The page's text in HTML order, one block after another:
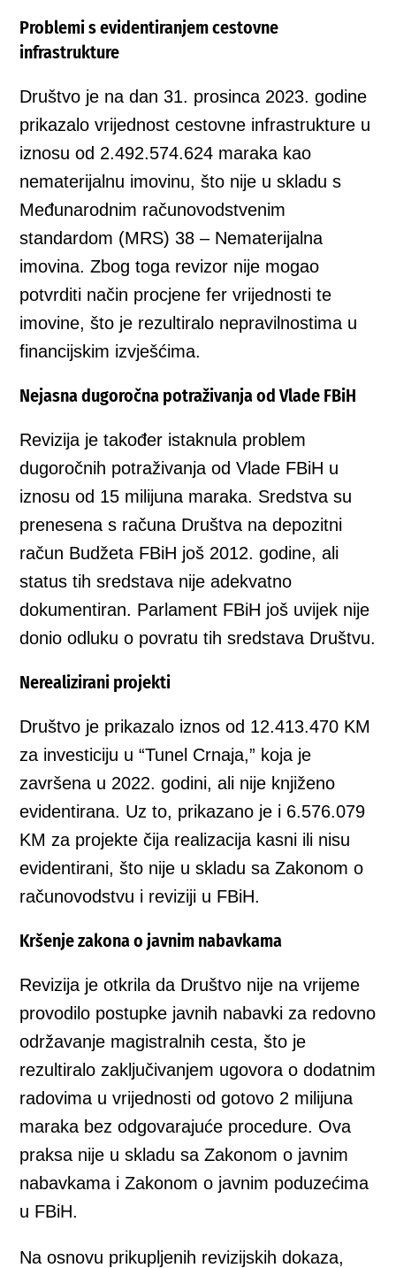
Problemi s evidentiranjem cestovne
infrastrukture
Društvo je na dan 31. prosinca 2023. godine
prikazalo vrijednost cestovne infrastrukture u
iznosu od 2.492.574.624 maraka kao
nematerijalnu imovinu, što nije u skladu s
Međunarodnim računovodstvenim
standardom (MRS) 38 – Nematerijalna
imovina. Zbog toga revizor nije mogao
potvrditi način procjene fer vrijednosti te
imovine, što je rezultiralo nepravilnostima u
financijskim izvješćima.
Nejasna dugoročna potraživanja od Vlade FBiH
Revizija je također istaknula problem
dugoročnih potraživanja od Vlade FBiH u
iznosu od 15 milijuna maraka. Sredstva su
prenesena s računa Društva na depozitni
račun Budžeta FBiH još 2012. godine, ali
status tih sredstava nije adekvatno
dokumentiran. Parlament FBiH još uvijek nije
donio odluku o povratu tih sredstava Društvu.
Nerealizirani projekti
Društvo je prikazalo iznos od 12.413.470 KM
za investiciju u “Tunel Crnaja,” koja je
završena u 2022. godini, ali nije knjiženo
evidentirana. Uz to, prikazano je i 6.576.079
KM za projekte čija realizacija kasni ili nisu
evidentirani, što nije u skladu sa Zakonom o
računovodstvu i reviziji u FBiH.
Kršenje zakona o javnim nabavkama
Revizija je otkrila da Društvo nije na vrijeme
provodilo postupke javnih nabavki za redovno
održavanje magistralnih cesta, što je
rezultiralo zaključivanjem ugovora o dodatnim
radovima u vrijednosti od gotovo 2 milijuna
maraka bez odgovarajuće procedure. Ova
praksa nije u skladu sa Zakonom o javnim
nabavkama i Zakonom o javnim poduzećima
u FBiH.
Na osnovu prikupljenih revizijskih dokaza,